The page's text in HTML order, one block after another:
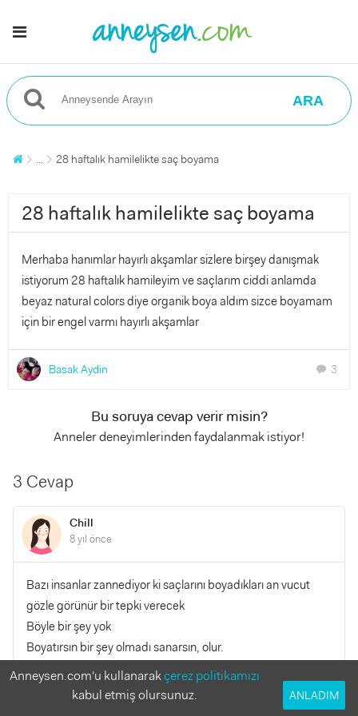
ARA
... 28 haftalık hamilelikte saç boyama
28 haftalık hamilelikte saç boyama
Merhaba hanımlar hayırlı akşamlar sizlere birşey danışmak
istiyorum 28 haftalık hamileyim ve saçlarım ciddi anlamda
beyaz natural colors diye organik boya aldım sizce boyamam
için bir engel varmı hayırlı akşamlar
Basak Aydin chat 3
Bu soruya cevap verir misin?
Anneler deneyimlerinden faydalanmak istiyor!
3 Cevap
Chill
8 yıl önce
Bazı insanlar zannediyor ki saçlarını boyadıkları an vucut
gözle görünür bir tepki verecek
Böyle bir şey yok
Boyatırsın bir şey olmadı sanarsın, olur.
Ailemde kuaför var ve hamilelerin saçlarını isteselerde
Anneysen.com'u kullanarakçerez politikamızı
kabul etmiş olursunuz.
ANLADIM